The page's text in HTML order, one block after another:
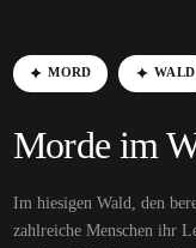
MORD WALD
Morde im
Im hiesigen Wald, den
zahlreiche Menschen ihr